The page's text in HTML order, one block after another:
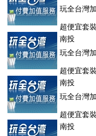
玩全台灣
超便宜套
登、訂房系統、客房委託
南投
玩全台灣
超便宜套
登、訂房系統、客房委託
南投
玩全台灣
超便宜套
登、訂房系統、客房委託
南投